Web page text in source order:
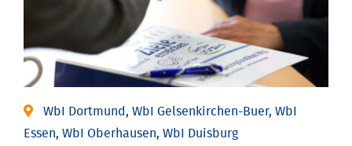
WbI Dortmund, WbI Gelsenkirchen-Buer, WbI
Essen, WbI Oberhausen, WbI Duisburg